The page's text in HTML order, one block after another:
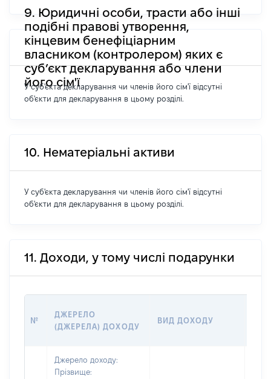
9. Юридичні особи, трасти або інші
подібні правові утворення,
кінцевим бенефіціарним
власником (контролером) яких є
суб’єкт декларування або члени
його сім'ї
У суб'єкта декларування чи членів його сім'ї відсутні
об'єкти для декларування в цьому розділі.
10. Нематеріальні активи
У суб'єкта декларування чи членів його сім'ї відсутні
об'єкти для декларування в цьому розділі.
11. Доходи, у тому числі подарунки
№
ДЖЕРЕЛО
(ДЖЕРЕЛА) ДОХОДУ
ВИД ДОХОДУ
Джерело доходу:
Прізвище: